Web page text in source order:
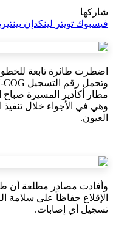
شاركها
فيسبوك تويتر لينكدإن
مطار أكادير المسيرة
العيون.
وأفادت مصادر مطلعة أن
الإقلاع حفاظاً على
تسجيل أي إصابات.